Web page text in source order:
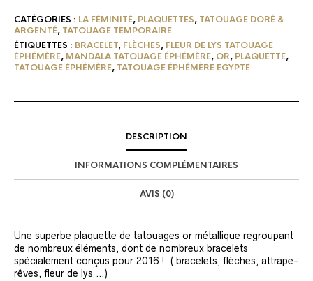
CATÉGORIES : LA FÉMINITÉ, PLAQUETTES, TATOUAGE DORÉ &
ARGENTÉ, TATOUAGE TEMPORAIRE
ÉTIQUETTES : BRACELET, FLÈCHES, FLEUR DE LYS TATOUAGE
ÉPHÉMÈRE, MANDALA TATOUAGE ÉPHÉMÈRE, OR, PLAQUETTE,
TATOUAGE ÉPHÉMÈRE, TATOUAGE ÉPHÉMÈRE EGYPTE
DESCRIPTION
INFORMATIONS COMPLÉMENTAIRES
AVIS (0)
Une superbe plaquette de tatouages or métallique regroupant
de nombreux éléments, dont de nombreux bracelets
spécialement conçus pour 2016 ! ( bracelets, flèches, attrape-
rêves, fleur de lys …)